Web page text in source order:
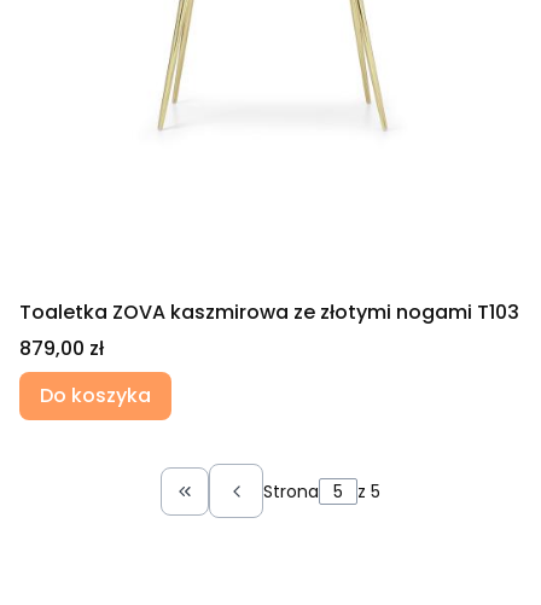
Toaletka ZOVA kaszmirowa ze złotymi nogami T103
Cena
879,00 zł
Do koszyka
Wróć do pierwszej strony z
Strona z 5